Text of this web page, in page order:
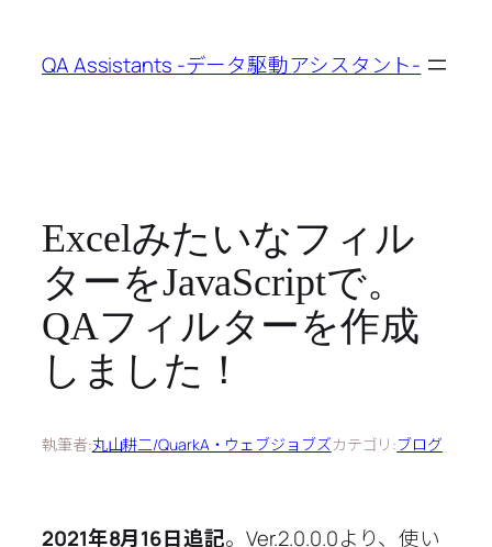
QA Assistants -データ駆動アシスタント-
Excelみたいなフィル
ターをJavaScriptで。
QAフィルターを作成
しました！
執筆者:丸山耕二/QuarkA・ウェブジョブズカテゴリ:ブログ
2021年8月16日追記。Ver.2.0.0.0より、使い